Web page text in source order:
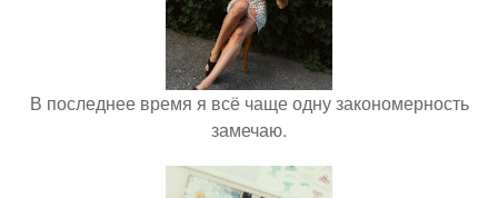
В последнее время я всё чаще одну закономерность
замечаю.